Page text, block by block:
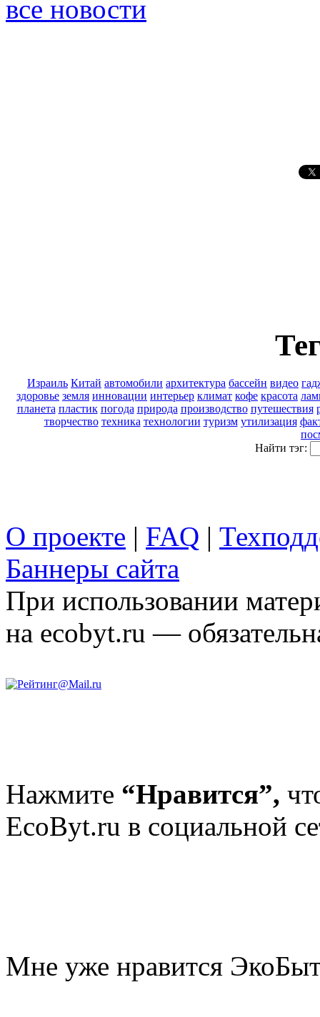
все новости
Израиль Китай автомобили архитектура бассейн видео
здоровье земля инновации интерьер климат кофе красота
планета пластик погода природа производство путешествия
творчество техника технологии туризм утилизация
Найти тэг:
О проекте | FAQ |
Баннеры сайта
При использовании
на ecobyt.ru —
Нажмите “Нравится”,
EcoByt.ru в социальной
Мне уже нравится